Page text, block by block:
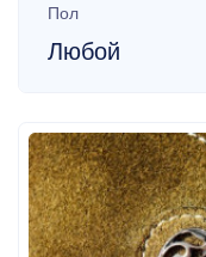
Пол
Любой